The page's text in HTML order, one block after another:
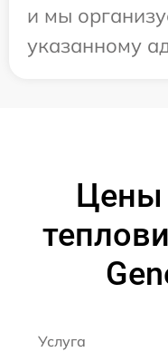
и мы
указанному
Цены
Услуга